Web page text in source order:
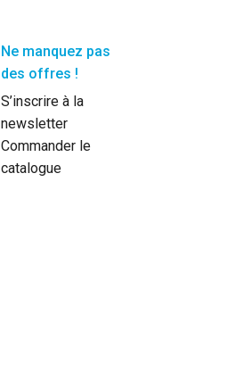
Ne manquez pas
des offres !
S’inscrire à la
newsletter
Commander le
catalogue